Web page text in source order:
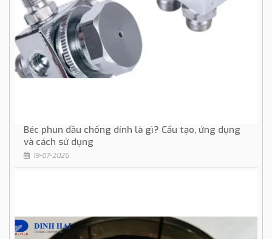
Béc phun dầu chống dính là gì? Cấu tạo, ứng dụng
và cách sử dụng
19-07-2026